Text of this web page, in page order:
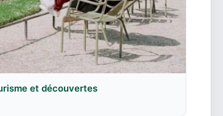
et découvertes